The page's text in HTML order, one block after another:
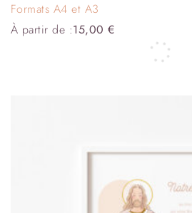
Formats A4 et A3
À partir de :15,00€